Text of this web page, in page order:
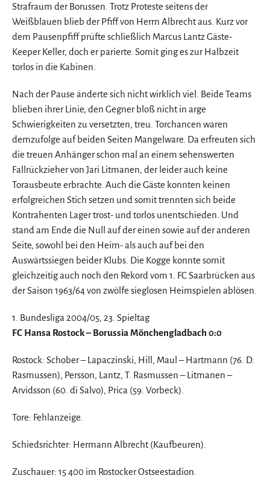
Strafraum der Borussen. Trotz Proteste seitens der
Weißblauen blieb der Pfiff von Herrn Albrecht aus. Kurz vor
dem Pausenpfiff prüfte schließlich Marcus Lantz Gäste-
Keeper Keller, doch er parierte. Somit ging es zur Halbzeit
torlos in die Kabinen.
Nach der Pause änderte sich nicht wirklich viel. Beide Teams
blieben ihrer Linie, den Gegner bloß nicht in arge
Schwierigkeiten zu versetzten, treu. Torchancen waren
demzufolge auf beiden Seiten Mangelware. Da erfreuten sich
die treuen Anhänger schon mal an einem sehenswerten
Fallrückzieher von Jari Litmanen, der leider auch keine
Torausbeute erbrachte. Auch die Gäste konnten keinen
erfolgreichen Stich setzen und somit trennten sich beide
Kontrahenten Lager trost- und torlos unentschieden. Und
stand am Ende die Null auf der einen sowie auf der anderen
Seite, sowohl bei den Heim- als auch auf bei den
Auswärtssiegen beider Klubs. Die Kogge konnte somit
gleichzeitig auch noch den Rekord vom 1. FC Saarbrücken aus
der Saison 1963/64 von zwölfe sieglosen Heimspielen ablösen.
1. Bundesliga 2004/05, 23. Spieltag
FC Hansa Rostock – Borussia Mönchengladbach 0:0
Rostock: Schober – Lapaczinski, Hill, Maul – Hartmann (76. D.
Rasmussen), Persson, Lantz, T. Rasmussen – Litmanen –
Arvidsson (60. di Salvo), Prica (59. Vorbeck).
Tore: Fehlanzeige.
Schiedsrichter: Hermann Albrecht (Kaufbeuren).
Zuschauer: 15 400 im Rostocker Ostseestadion.